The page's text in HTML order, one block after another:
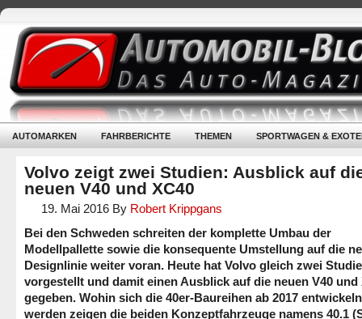
AUTOMARKEN FAHRBERICHTE THEMEN SPORTWAGEN &
Volvo zeigt zwei Studien: Ausblick auf
neuen V40 und XC40
19. Mai 2016 By Robert Krippgans
Bei den Schweden schreiten der komplette Umbau der
Modellpallette sowie die konsequente Umstellung auf die
Designlinie weiter voran. Heute hat Volvo gleich zwei
vorgestellt und damit einen Ausblick auf die neuen V40 und
gegeben. Wohin sich die 40er-Baureihen ab 2017 entwickeln
werden zeigen die beiden Konzeptfahrzeuge namens 40.1